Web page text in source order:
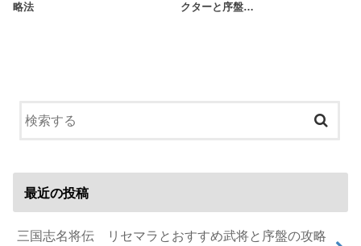
略法
クターと序盤…
最近の投稿
三国志名将伝 リセマラとおすすめ武将と序盤の攻略